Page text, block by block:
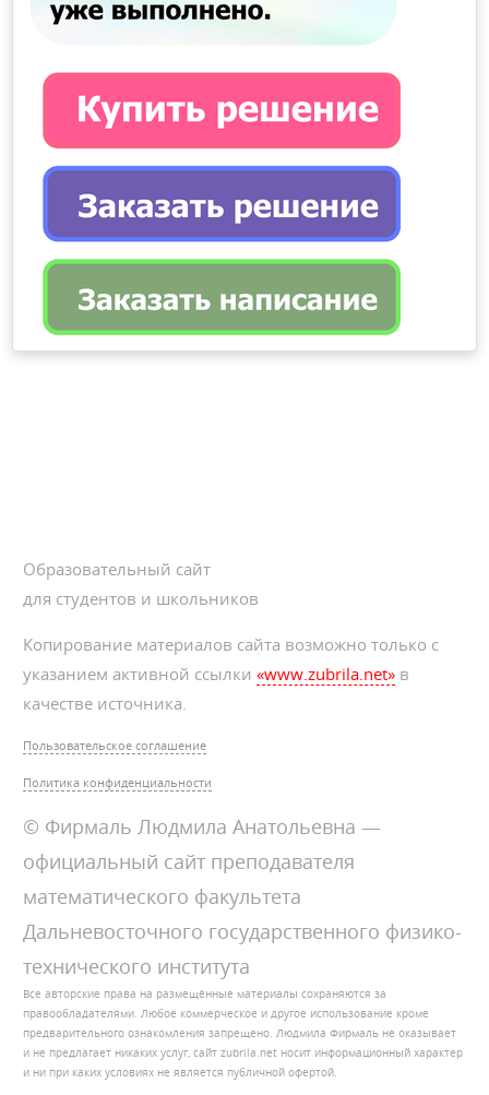
Образовательный сайт
для студентов и школьников
Копирование материалов сайта возможно только с
указанием активной ссылки«www.zubrila.net» в
качестве источника.
Пользовательское соглашение
Политика конфиденциальности
© Фирмаль Людмила Анатольевна —
официальный сайт преподавателя
математического факультета
Дальневосточного государственного физико-
технического института
Все авторские права на размещённые материалы сохраняются за
правообладателями. Любое коммерческое и другое использование кроме
предварительного ознакомления запрещено. Людмила Фирмаль не оказывает
и не предлагает никаких услуг, сайт zubrila.net носит информационный характер
и ни при каких условиях не является публичной офертой.